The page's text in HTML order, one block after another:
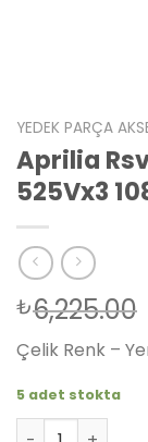
YEDEK PARÇA
Aprilia
525Vx3
₺6,225.00
Çelik Renk –
5 adet stokta
Aprilia Rsv4